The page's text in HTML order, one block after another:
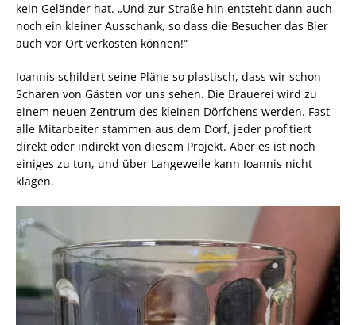
kein Geländer hat. „Und zur Straße hin entsteht dann auch
noch ein kleiner Ausschank, so dass die Besucher das Bier
auch vor Ort verkosten können!“
Ioannis schildert seine Pläne so plastisch, dass wir schon
Scharen von Gästen vor uns sehen. Die Brauerei wird zu
einem neuen Zentrum des kleinen Dörfchens werden. Fast
alle Mitarbeiter stammen aus dem Dorf, jeder profitiert
direkt oder indirekt von diesem Projekt. Aber es ist noch
einiges zu tun, und über Langeweile kann Ioannis nicht
klagen.